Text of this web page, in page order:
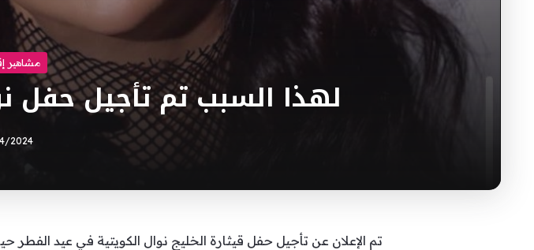
مشاهير
لهذا السبب تم تأجيل حفل
2024